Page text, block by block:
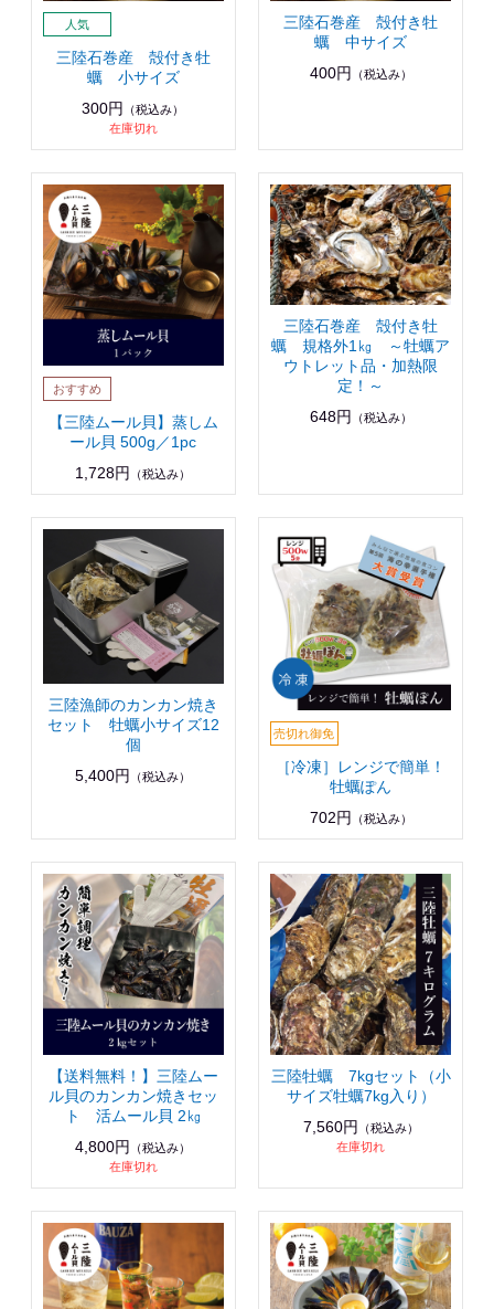
三陸石巻産 殻付き牡
蠣 小サイズ
300円
（税込み）
在庫切れ
三陸石巻産 殻付き牡
蠣 中サイズ
400円 （税込み）
【三陸ムール貝】蒸しム
ール貝 500g／1pc
1,728円
（税込み）
三陸石巻産 殻付き牡
蠣 規格外1㎏ ～牡蠣ア
ウトレット品・加熱限
定！～
648円
（税込み）
三陸漁師のカンカン焼き
セット 牡蠣小サイズ12
個
5,400円
（税込み）
［冷凍］レンジで簡単！
牡蠣ぽん
702円
（税込み）
【送料無料！】三陸ムー
ル貝のカンカン焼きセッ
ト 活ムール貝 2㎏
4,800円
（税込み）
在庫切れ
三陸牡蠣 7kgセット（小
サイズ牡蠣7kg入り）
7,560円
（税込み）
在庫切れ